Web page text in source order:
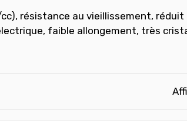
résistance au vieillissement,
faible allongement, très